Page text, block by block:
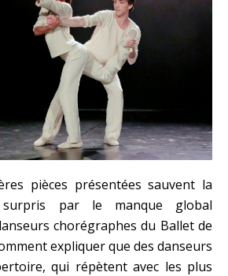
pièces présentées sauvent la
par le manque global
chorégraphes du Ballet de
expliquer que des danseurs
qui répètent avec les plus